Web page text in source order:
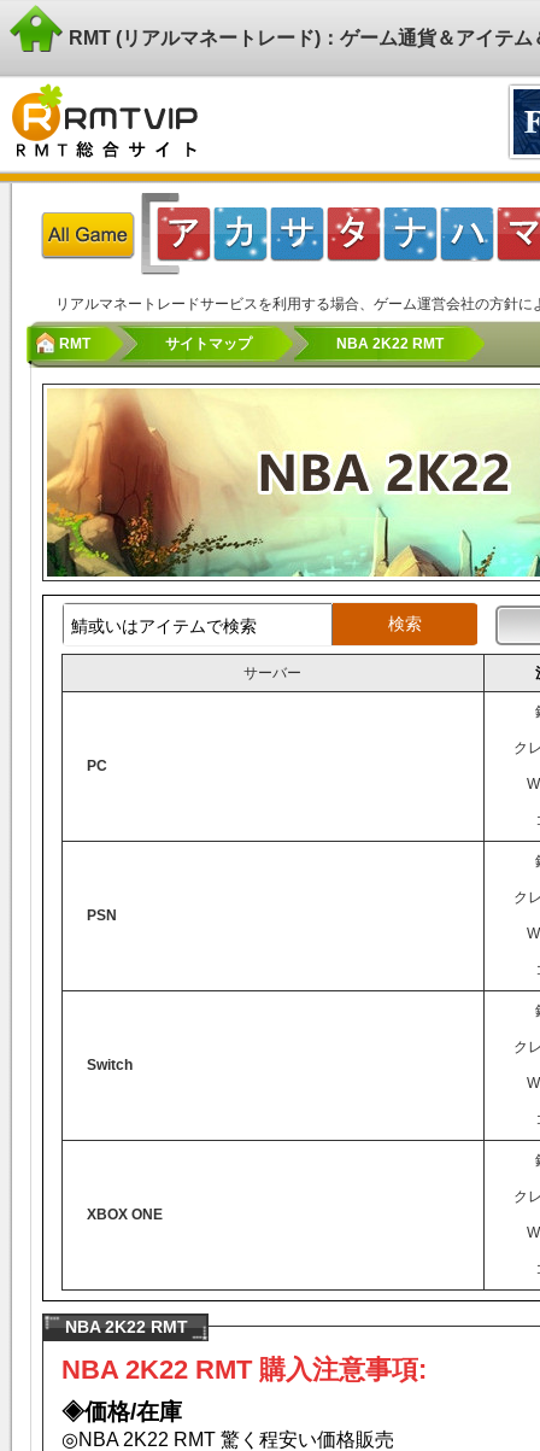
RMT (リアルマネートレード)：ゲーム通貨＆アイテ
リアルマネートレードサービスを利用する場合、ゲーム運営会社の方針
RMT サイトマップ NBA 2K22 RMT
サーバー
PC
ク
PSN
ク
Switch
ク
XBOX ONE
ク
NBA 2K22 RMT
NBA 2K22RMT 購入注意事項:
◈価格/在庫
◎NBA 2K22 RMT 驚く程安い価格販売